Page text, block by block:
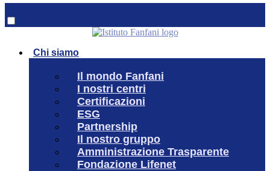
Chi siamo
Il mondo Fanfani
I nostri centri
Certificazioni
ESG
Partnership
Il nostro gruppo
Amministrazione Trasparente
Fondazione Lifenet